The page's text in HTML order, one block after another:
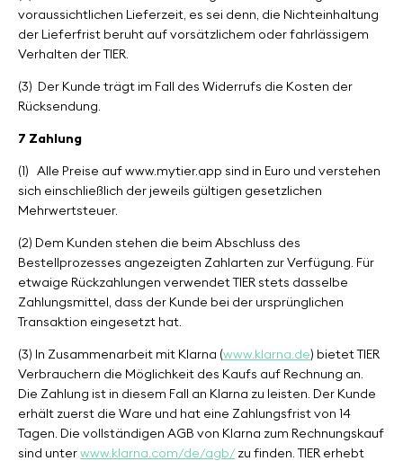
voraussichtlichen Lieferzeit, es sei denn, die Nichteinhaltung
der Lieferfrist beruht auf vorsätzlichem oder fahrlässigem
Verhalten der TIER.
(3)
Der Kunde trägt im Fall des Widerrufs die Kosten der
Rücksendung.
7 Zahlung
(1)
Alle Preise auf www.mytier.app sind in Euro und verstehen
sich einschließlich der jeweils gültigen gesetzlichen
Mehrwertsteuer.
(2) Dem Kunden stehen die beim Abschluss des
Bestellprozesses angezeigten Zahlarten zur Verfügung. Für
etwaige Rückzahlungen verwendet TIER stets dasselbe
Zahlungsmittel, dass der Kunde bei der ursprünglichen
Transaktion eingesetzt hat.
(3) In Zusammenarbeit mit Klarna (www.klarna.de) bietet TIER
Verbrauchern die Möglichkeit des Kaufs auf Rechnung an.
Die Zahlung ist in diesem Fall an Klarna zu leisten. Der Kunde
erhält zuerst die Ware und hat eine Zahlungsfrist von 14
Tagen. Die vollständigen AGB von Klarna zum Rechnungskauf
sind unter www.klarna.com/de/agb/zu finden. TIER erhebt